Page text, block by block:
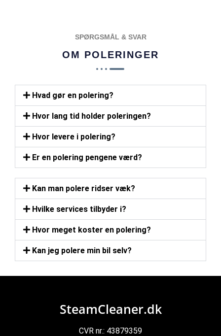
SPØRGSMÅL & SVAR
OM POLERINGER
Hvad gør en polering?
Hvor lang tid holder poleringen?
Hvor levere i polering?
Er en polering pengene værd?
Kan man polere ridser væk?
Hvilke services tilbyder i?
Hvor meget koster en polering?
Kan jeg polere min bil selv?
SteamCleaner.dk
CVR nr.: 43879359